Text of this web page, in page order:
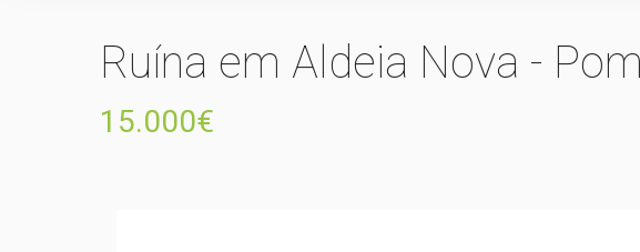
Ruína em Aldeia Nova -
15.000€